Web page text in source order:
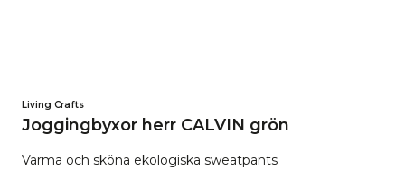
Living Crafts
Joggingbyxor herr CALVIN grön
Varma och sköna ekologiska sweatpants